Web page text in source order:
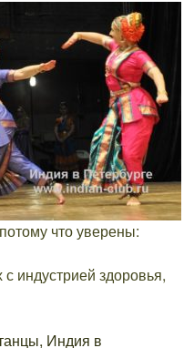
что уверены:
индустрией здоровья,